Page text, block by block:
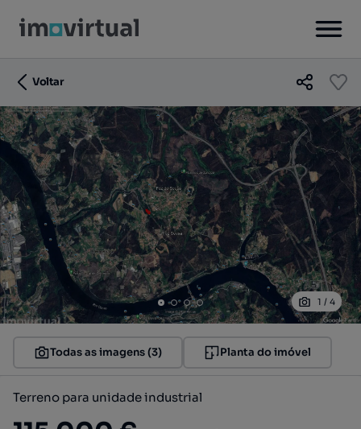
Voltar
1 / 4
Todas as imagens (3) Planta do imóvel
Terreno para unidade industrial